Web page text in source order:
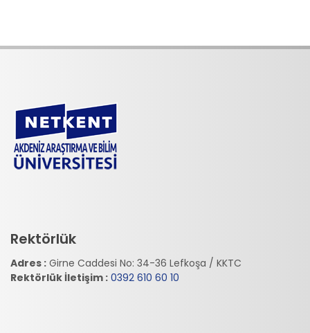
Rektörlük
Adres : Girne Caddesi No: 34-36 Lefkoşa / KKTC
Rektörlük İletişim : 0392 610 60 10